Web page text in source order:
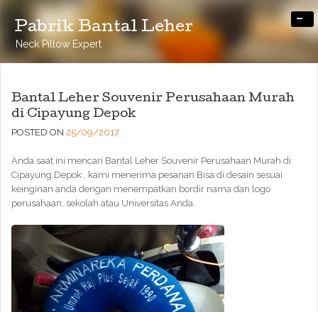
Pabrik Bantal Leher
Neck Pillow Expert
-
Bantal Leher Souvenir Perusahaan Murah
di Cipayung Depok
POSTED ON 25/09/2017
Anda saat ini mencari Bantal Leher Souvenir Perusahaan Murah di
Cipayung Depok , kami menerima pesanan Bisa di desain sesuai
keinginan anda dengan menempatkan bordir nama dan logo
perusahaan, sekolah atau Universitas Anda.